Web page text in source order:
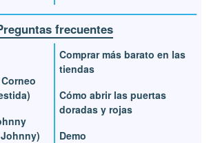
frecuentes
Comprar más barato en las
tiendas
Cómo abrir las puertas
doradas y rojas
Demo